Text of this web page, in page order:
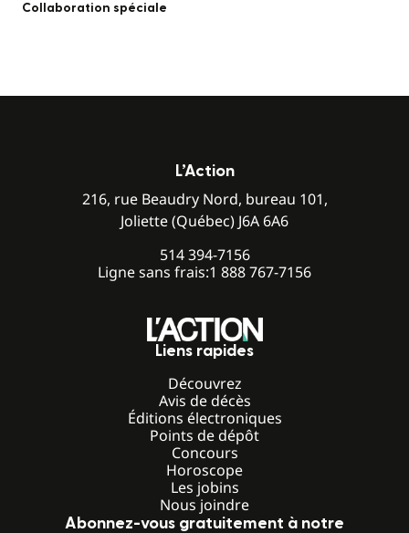
Collaboration spéciale
L’Action
216, rue Beaudry Nord, bureau 101,
Joliette (Québec) J6A 6A6
514 394-7156
Ligne sans frais:1 888 767-7156
Liens rapides
Découvrez
Avis de décès
Éditions électroniques
Points de dépôt
Concours
Horoscope
Les jobins
Nous joindre
Abonnez-vous gratuitement à notre